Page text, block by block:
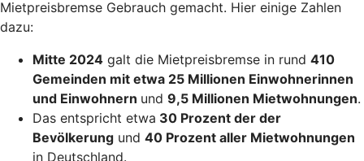
Mietpreisbremse Gebrauch gemacht. Hier einige Zahlen
dazu:
Mitte 2024 galt die Mietpreisbremse in rund 410
Gemeinden mit etwa 25 Millionen Einwohnerinnen
und Einwohnern und 9,5 Millionen Mietwohnungen.
Das entspricht etwa 30 Prozent der der
Bevölkerung und 40 Prozent aller Mietwohnungen
in Deutschland.